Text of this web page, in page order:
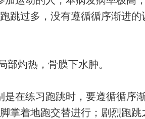
跳过多，没有遵循循序渐进
部灼热，骨膜下水肿。
是在练习跑跳时，要遵循循序
掌着地跑交替进行；剧烈跑